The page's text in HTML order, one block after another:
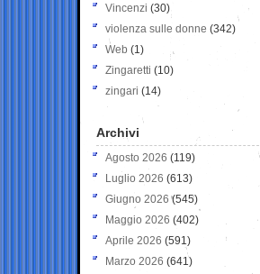
Vincenzi (30)
violenza sulle donne (342)
Web (1)
Zingaretti (10)
zingari (14)
Archivi
Agosto 2026 (119)
Luglio 2026 (613)
Giugno 2026 (545)
Maggio 2026 (402)
Aprile 2026 (591)
Marzo 2026 (641)